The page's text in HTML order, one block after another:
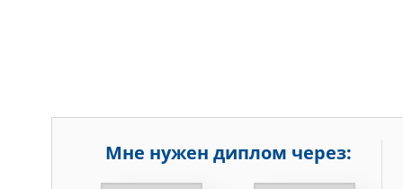
Мне нужен диплом через:
НЕДЕЛЬ